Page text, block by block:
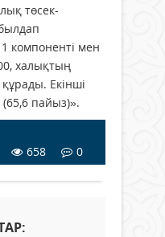
төсек-
компоненті мен
халықтың
Екінші
пайыз)».
658 0